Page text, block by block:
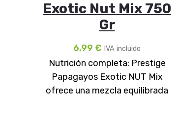
Exotic Nut Mix 750
Gr
6,99 € IVA incluido
Nutrición completa: Prestige
Papagayos Exotic NUT Mix
ofrece una mezcla equilibrada